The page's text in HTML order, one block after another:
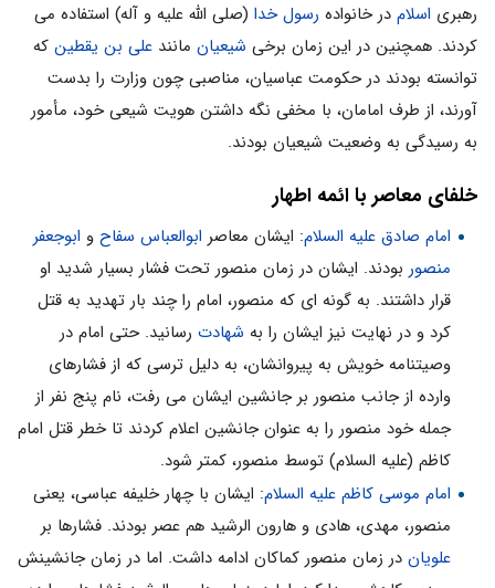
رهبری اسلام در خانواده رسول خدا (صلی الله علیه و آله) استفاده می
کردند. همچنین در این زمان برخی شیعیان مانند علی بن یقطین که
توانسته بودند در حکومت عباسیان، مناصبی چون وزارت را بدست
آورند، از طرف امامان، با مخفی نگه داشتن هویت شیعی خود، مأمور
به رسیدگی به وضعیت شیعیان بودند.
خلفای معاصر با ائمه اطهار
امام صادق علیه السلام: ایشان معاصر ابوالعباس سفاحو ابوجعفر
منصوربودند. ایشان در زمان منصور تحت فشار بسیار شدید او
قرار داشتند. به گونه ای که منصور، امام را چند بار تهدید به قتل
کرد و در نهایت نیز ایشان را به شهادترسانید. حتی امام در
وصیتنامه خویش به پیروانشان، به دلیل ترسی که از فشارهای
وارده از جانب منصور بر جانشین ایشان می رفت، نام پنج نفر از
جمله خود منصور را به عنوان جانشین اعلام کردند تا خطر قتل امام
کاظم (علیه السلام) توسط منصور، کمتر شود.
امام موسی کاظم علیه السلام: ایشان با چهار خلیفه عباسی، یعنی
منصور، مهدی، هادی و هارون الرشید هم عصر بودند. فشارها بر
علویاندر زمان منصور کماکان ادامه داشت. اما در زمان جانشینش